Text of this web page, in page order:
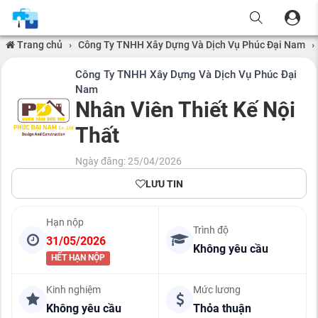
Trang chủ › Công Ty TNHH Xây Dựng Và Dịch Vụ Phúc Đại Nam ›
Công Ty TNHH Xây Dựng Và Dịch Vụ Phúc Đại
Nam
Nhân Viên Thiết Kế Nội
Thất
Ngày đăng: 25/04/2026
LƯU TIN
Hạn nộp
31/05/2026
HẾT HẠN NỘP
Trình độ
Không yêu cầu
Kinh nghiệm
Không yêu cầu
Mức lương
Thỏa thuận